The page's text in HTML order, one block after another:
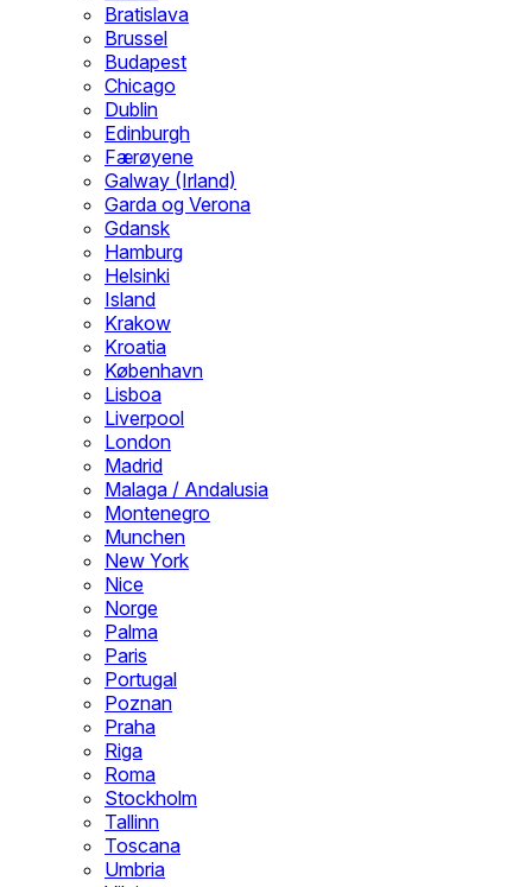
Bratislava
Brussel
Budapest
Chicago
Dublin
Edinburgh
Færøyene
Galway (Irland)
Garda og Verona
Gdansk
Hamburg
Helsinki
Island
Krakow
Kroatia
København
Lisboa
Liverpool
London
Madrid
Malaga / Andalusia
Montenegro
Munchen
New York
Nice
Norge
Palma
Paris
Portugal
Poznan
Praha
Riga
Roma
Stockholm
Tallinn
Toscana
Umbria